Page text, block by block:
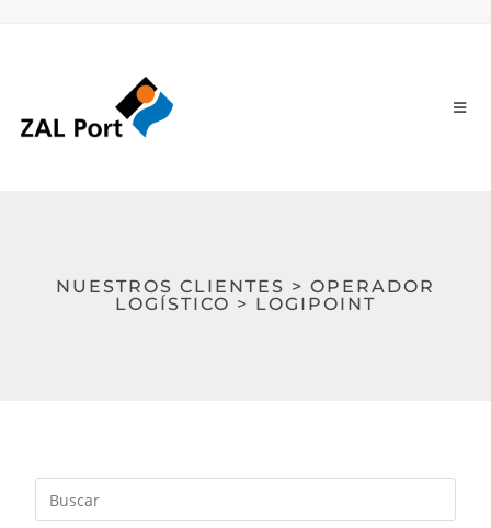
NUESTROS CLIENTES > OPERADOR
LOGÍSTICO > LOGIPOINT